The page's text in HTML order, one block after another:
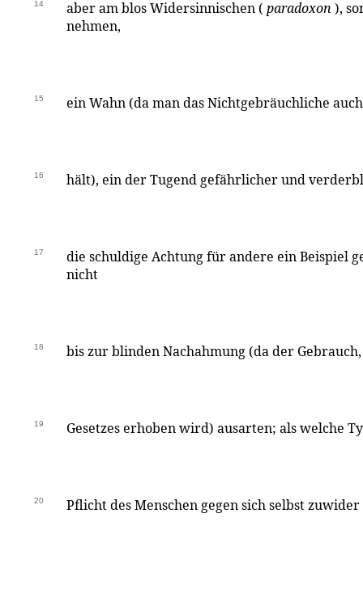
14 aber am blos Widersinnischen ( paradoxon ),
nehmen,
15 ein Wahn (da man das Nichtgebräuchliche
16 hält), ein der Tugend gefährlicher und
17
die schuldige Achtung für andere ein Beispiel
nicht
18 bis zur blinden Nachahmung (da der
19 Gesetzes erhoben wird) ausarten; als welche
20 Pflicht des Menschen gegen sich selbst